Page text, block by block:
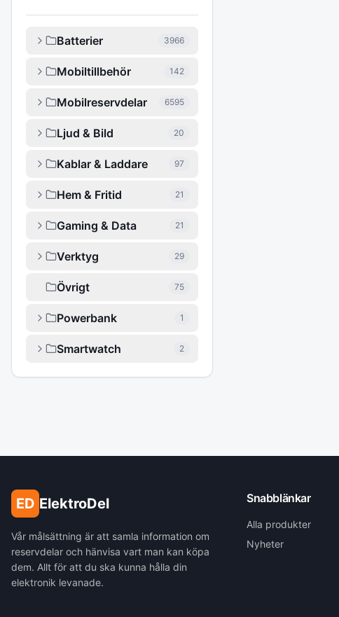
Batterier 3966
Mobiltillbehör 142
Mobilreservdelar 6595
Ljud & Bild 20
Kablar & Laddare 97
Hem & Fritid 21
Gaming & Data 21
Verktyg 29
Övrigt 75
Powerbank 1
Smartwatch 2
ED ElektroDel
Vår målsättning är att samla information om
reservdelar och hänvisa vart man kan köpa
dem. Allt för att du ska kunna hålla din
elektronik levanade.
Snabblänkar
Alla produkter
Nyheter